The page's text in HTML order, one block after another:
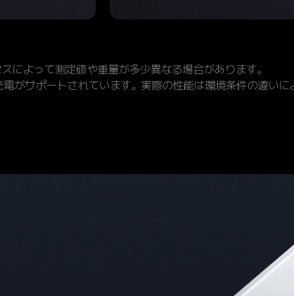
によって測定値や重量が多少異なる場合があります。
がサポートされています。実際の性能は環境条件の違いに